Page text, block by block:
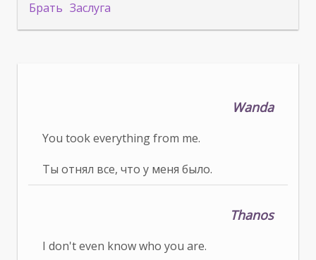
Брать Заслуга
Wanda
You took everything from me.
Ты отнял все, что у меня было.
Thanos
I don't even know who you are.